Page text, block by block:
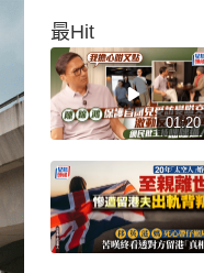
最Hit
01:20